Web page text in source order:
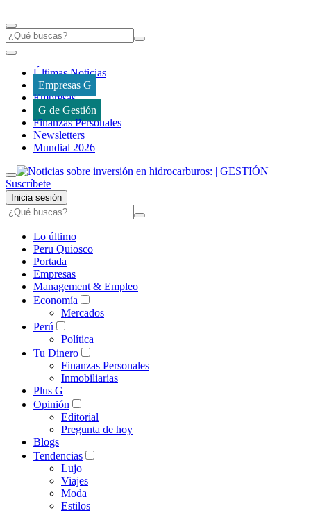
Últimas Noticias
Empresas G
Empresas
G de Gestión
Finanzas Personales
Newsletters
Mundial 2026
Suscríbete
Inicia sesión
Lo último
Peru Quiosco
Portada
Empresas
Management & Empleo
Economía
Mercados
Perú
Política
Tu Dinero
Finanzas Personales
Inmobiliarias
Plus G
Opinión
Editorial
Pregunta de hoy
Blogs
Tendencias
Lujo
Viajes
Moda
Estilos